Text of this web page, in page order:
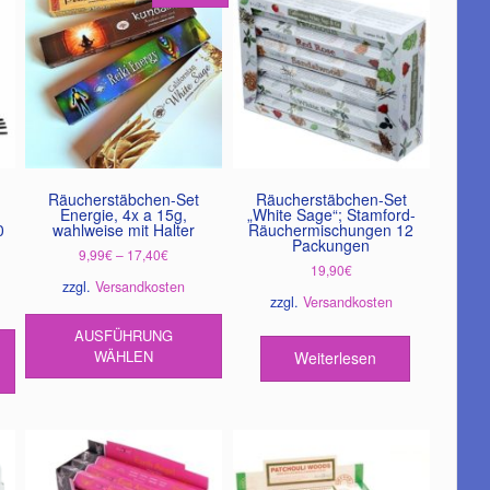
Räucherstäbchen-Set
Energie, 4x a 15g,
wahlweise mit Halter
9,99€– 17,40€
zzgl.Versandkosten
AUSFÜHRUNG
WÄHLEN
Dieses
Produkt
mehrere
Optionen
Räucherstäbchen-Set
„White Sage“; Stamford-
Räuchermischungen 12
Packungen
19,90€
zzgl. Versandkosten
Weiterlesen